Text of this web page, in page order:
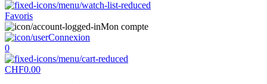
Favoris
Mon compte
Connexion
0
CHF0.00